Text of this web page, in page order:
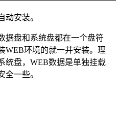
动安装。
据盘和系统盘都在一个盘符
WEB环境的就一并安装。理
统盘，WEB数据是单独挂载
全一些。